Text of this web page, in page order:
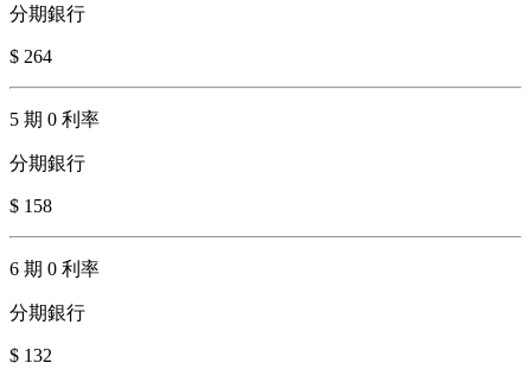
分期銀行
$ 264
5 期 0 利率
分期銀行
$ 158
6 期 0 利率
分期銀行
$ 132